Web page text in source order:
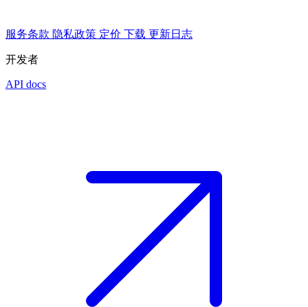
服务条款 隐私政策 定价 下载 更新日志
开发者
API docs